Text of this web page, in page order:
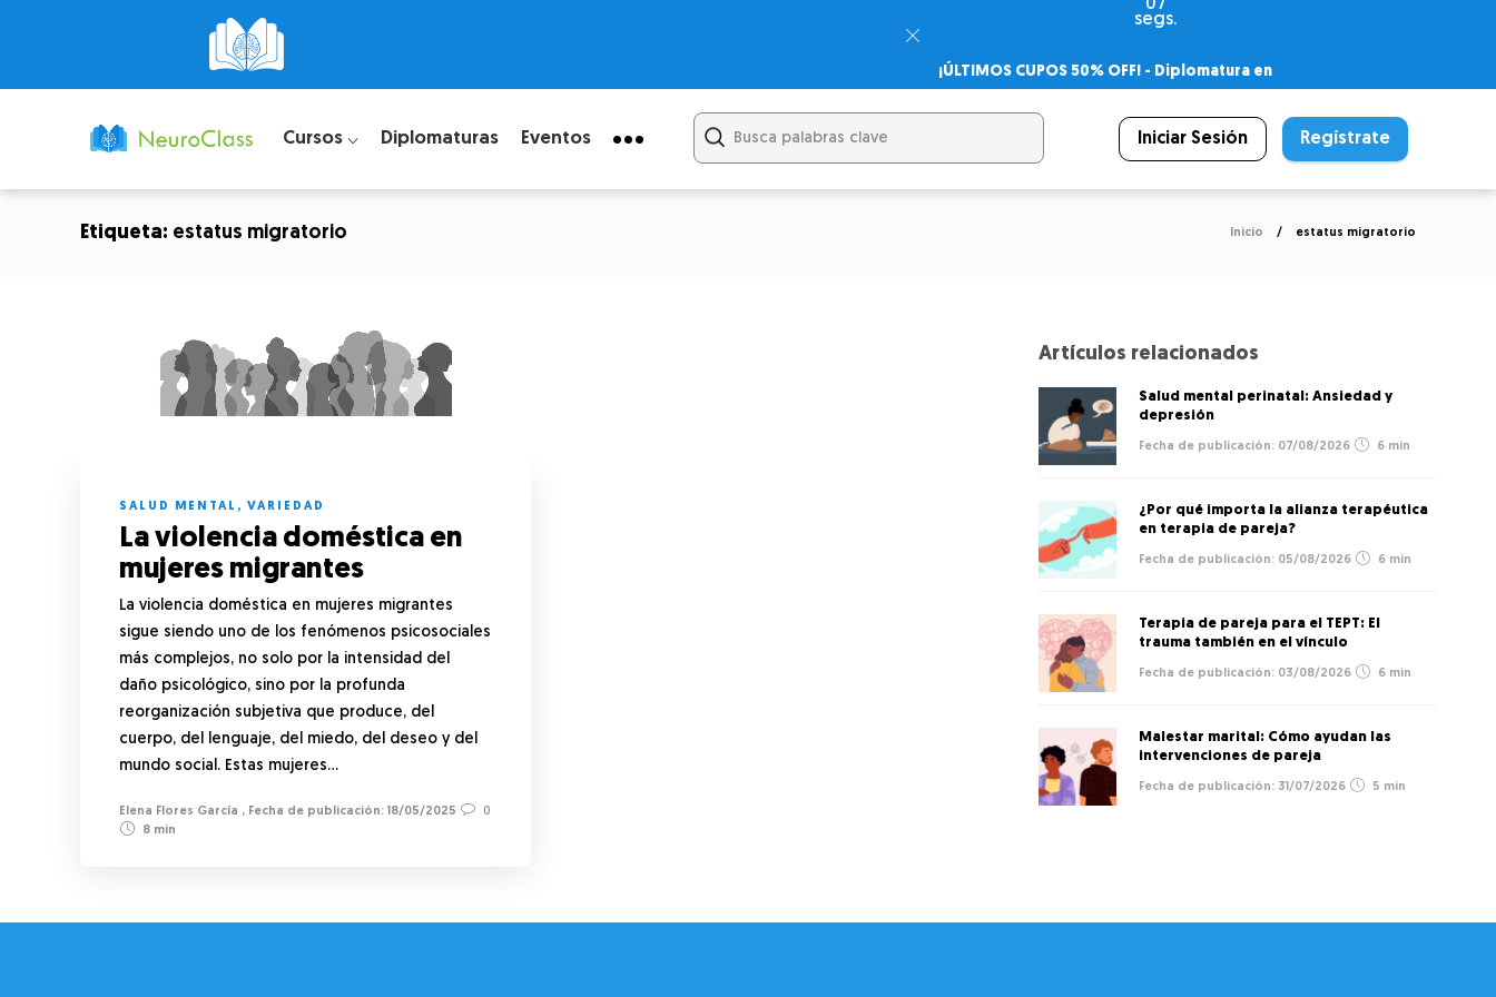
07
segs.
¡ÚLTIMOS CUPOS 50% OFF! - Diplomatura en
– Certificado Universitario
Cursos ⌵ Diplomaturas Eventos Iniciar Sesión Regístrate
Etiqueta: estatus migratorio Inicio estatus migratorio
SALUD MENTAL , VARIEDAD
La violencia doméstica en
mujeres migrantes
La violencia doméstica en mujeres migrantes
sigue siendo uno de los fenómenos psicosociales
más complejos, no solo por la intensidad del
daño psicológico, sino por la profunda
reorganización subjetiva que produce, del
cuerpo, del lenguaje, del miedo, del deseo y del
mundo social. Estas mujeres…
Elena Flores García , 18/05/2025
0
8 min
Artículos relacionados
Salud mental perinatal: Ansiedad y
depresión
07/08/2026 6 min
¿Por qué importa la alianza terapéutica
en terapia de pareja?
05/08/2026 6 min
Terapia de pareja para el TEPT: El
trauma también en el vínculo
03/08/2026 6 min
Malestar marital: Cómo ayudan las
intervenciones de pareja
31/07/2026 5 min